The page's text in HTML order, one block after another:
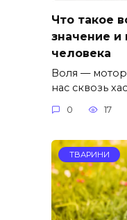
Что такое
значение и
человека
Воля —
нас сквозь
0 17
ТВАРИНИ